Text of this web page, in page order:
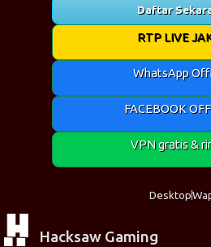
Daftar
RTP LIVE
WhatsApp
FACEBOOK
VPN gratis &
Desktop
Hacksaw Gaming